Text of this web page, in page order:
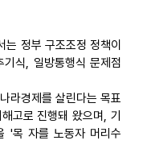
정부 구조조정 정책이
식, 일방통행식 문제점
라경제를 살린다는 목표
고로 진행돼 왔으며, 기
'목 자를 노동자 머리수